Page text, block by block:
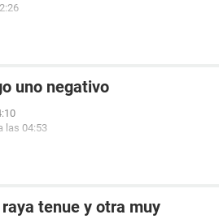
uno negativo
las 04:53
tenue y otra muy